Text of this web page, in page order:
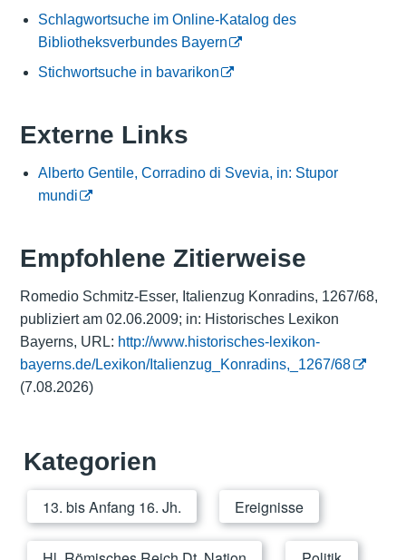
Schlagwortsuche im Online-Katalog des
Bibliotheksverbundes Bayern
Stichwortsuche in bavarikon
Externe Links
Alberto Gentile, Corradino di Svevia, in: Stupor
mundi
Empfohlene Zitierweise
Romedio Schmitz-Esser, Italienzug Konradins, 1267/68,
publiziert am 02.06.2009; in: Historisches Lexikon
Bayerns, URL: http://www.historisches-lexikon-
bayerns.de/Lexikon/Italienzug_Konradins,_1267/68
(7.08.2026)
Kategorien
13. bis Anfang 16. Jh. Ereignisse